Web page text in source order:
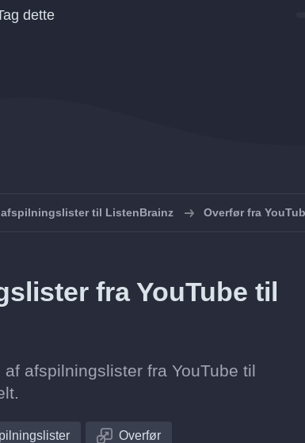
dette
afspilningslister til ListenBrainz Overfør fra
fra YouTube til
afspilningslister fra YouTube til
Overfør